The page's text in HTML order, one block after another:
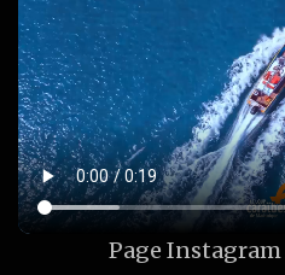
Page Instagram